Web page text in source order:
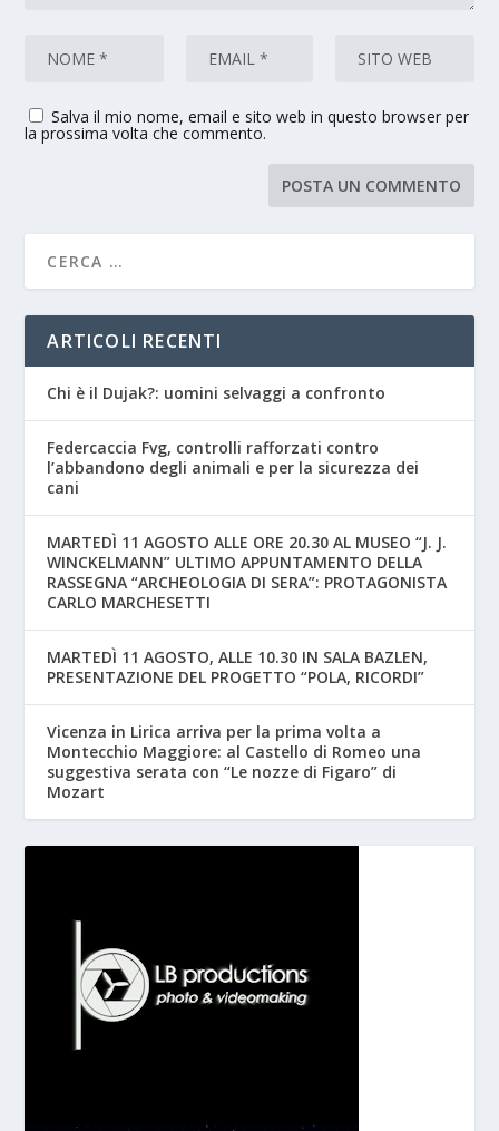
Salva il mio nome, email e sito web in questo browser per
la prossima volta che commento.
ARTICOLI RECENTI
Chi è il Dujak?: uomini selvaggi a confronto
Federcaccia Fvg, controlli rafforzati contro
l’abbandono degli animali e per la sicurezza dei
cani
MARTEDÌ 11 AGOSTO ALLE ORE 20.30 AL MUSEO “J. J.
WINCKELMANN” ULTIMO APPUNTAMENTO DELLA
RASSEGNA “ARCHEOLOGIA DI SERA”: PROTAGONISTA
CARLO MARCHESETTI
MARTEDÌ 11 AGOSTO, ALLE 10.30 IN SALA BAZLEN,
PRESENTAZIONE DEL PROGETTO “POLA, RICORDI”
Vicenza in Lirica arriva per la prima volta a
Montecchio Maggiore: al Castello di Romeo una
suggestiva serata con “Le nozze di Figaro” di
Mozart